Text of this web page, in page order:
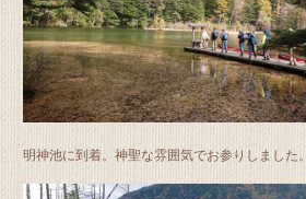
明神池に到着。神聖な雰囲気でお参りしました。